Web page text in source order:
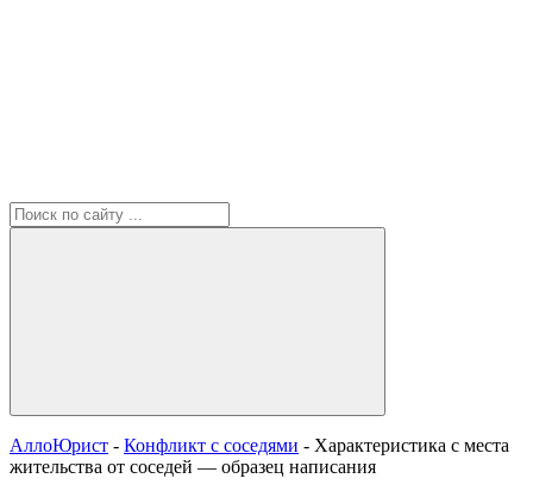
АллоЮрист - Конфликт с соседями - Характеристика с места
жительства от соседей — образец написания